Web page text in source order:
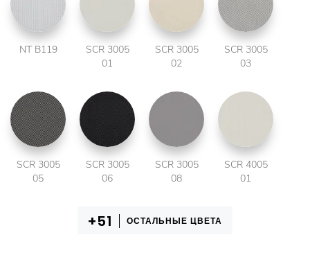
NT B119
SCR 3005
01
SCR 3005
02
SCR 3005
03
SCR 3005
05
SCR 3005
06
SCR 3005
08
SCR 4005
01
ОСТАЛЬНЫЕ ЦВЕТА